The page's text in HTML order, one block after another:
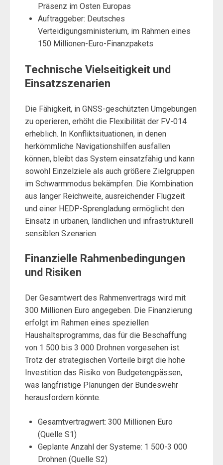
Präsenz im Osten Europas
Auftraggeber: Deutsches
Verteidigungsministerium, im Rahmen eines
150 Millionen-Euro-Finanzpakets
Technische Vielseitigkeit und
Einsatzszenarien
Die Fähigkeit, in GNSS-geschützten Umgebungen
zu operieren, erhöht die Flexibilität der FV-014
erheblich. In Konfliktsituationen, in denen
herkömmliche Navigationshilfen ausfallen
können, bleibt das System einsatzfähig und kann
sowohl Einzelziele als auch größere Zielgruppen
im Schwarmmodus bekämpfen. Die Kombination
aus langer Reichweite, ausreichender Flugzeit
und einer HEDP-Sprengladung ermöglicht den
Einsatz in urbanen, ländlichen und infrastrukturell
sensiblen Szenarien.
Finanzielle Rahmenbedingungen
und Risiken
Der Gesamtwert des Rahmenvertrags wird mit
300 Millionen Euro angegeben. Die Finanzierung
erfolgt im Rahmen eines speziellen
Haushaltsprogramms, das für die Beschaffung
von 1 500 bis 3 000 Drohnen vorgesehen ist.
Trotz der strategischen Vorteile birgt die hohe
Investition das Risiko von Budgetengpässen,
was langfristige Planungen der Bundeswehr
herausfordern könnte.
Gesamtvertragwert: 300 Millionen Euro
(Quelle S1)
Geplante Anzahl der Systeme: 1 500-3 000
Drohnen (Quelle S2)